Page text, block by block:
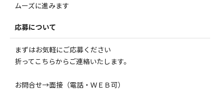
ムーズに進みます
応募について
まずはお気軽にご応募ください
折ってこちらからご連絡いたします。
お問合せ→面接（電話・ＷＥＢ可）